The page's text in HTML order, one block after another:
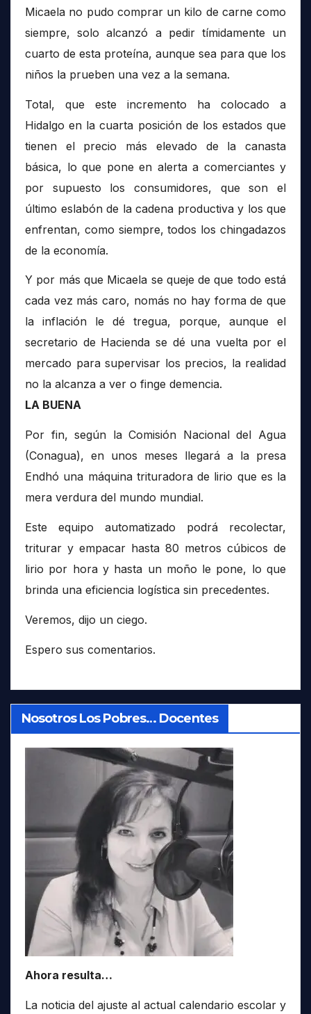
Micaela no pudo comprar un kilo de carne como
siempre, solo alcanzó a pedir tímidamente un
cuarto de esta proteína, aunque sea para que los
niños la prueben una vez a la semana.
Total, que este incremento ha colocado a
Hidalgo en la cuarta posición de los estados que
tienen el precio más elevado de la canasta
básica, lo que pone en alerta a comerciantes y
por supuesto los consumidores, que son el
último eslabón de la cadena productiva y los que
enfrentan, como siempre, todos los chingadazos
de la economía.
Y por más que Micaela se queje de que todo está
cada vez más caro, nomás no hay forma de que
la inflación le dé tregua, porque, aunque el
secretario de Hacienda se dé una vuelta por el
mercado para supervisar los precios, la realidad
no la alcanza a ver o finge demencia.
LA BUENA
Por fin, según la Comisión Nacional del Agua
(Conagua), en unos meses llegará a la presa
Endhó una máquina trituradora de lirio que es la
mera verdura del mundo mundial.
Este equipo automatizado podrá recolectar,
triturar y empacar hasta 80 metros cúbicos de
lirio por hora y hasta un moño le pone, lo que
brinda una eficiencia logística sin precedentes.
Veremos, dijo un ciego.
Espero sus comentarios.
Nosotros Los Pobres… Docentes
Ahora resulta…
La noticia del ajuste al actual calendario escolar y